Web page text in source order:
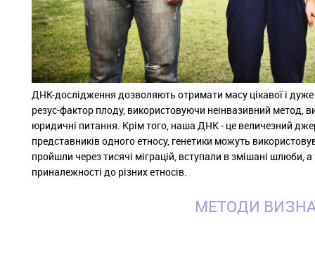
ДНК-дослідження дозволяють отримати масу цікавої і
резус-фактор плоду, використовуючи неінвазивний метод,
юридичні питання. Крім того, наша ДНК - це величезний
представників одного етносу, генетики можуть
пройшли через тисячі міграцій, вступали в змішані шлюби,
приналежності до різних етносів.
МЕТОДИ